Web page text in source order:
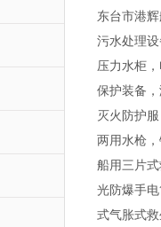
东台市港
污水处理
压力水柜
保护装备
灭火防护
两用水枪
船用三片
光防爆手
式气胀式